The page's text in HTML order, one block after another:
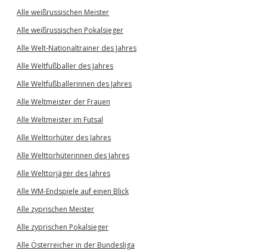
Alle weißrussischen Meister
Alle weißrussischen Pokalsieger
Alle Welt-Nationaltrainer des Jahres
Alle Weltfußballer des Jahres
Alle Weltfußballerinnen des Jahres
Alle Weltmeister der Frauen
Alle Weltmeister im Futsal
Alle Welttorhüter des Jahres
Alle Welttorhüterinnen des Jahres
Alle Welttorjäger des Jahres
Alle WM-Endspiele auf einen Blick
Alle zyprischen Meister
Alle zyprischen Pokalsieger
Alle Österreicher in der Bundesliga